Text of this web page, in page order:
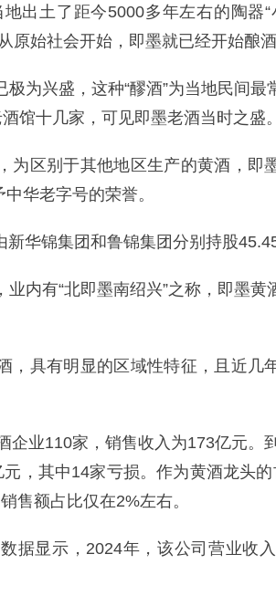
出土了距今5000多年左右的陶器
原始社会开始，即墨就已经开始酿酒
为兴盛，这种“醪酒”为当地民间
馆十几家，可见即墨老酒当时之盛。
为区别于其他地区生产的黄酒，即
华老字号的荣誉。
华锦集团和鲁锦集团分别持股
内有“北即墨南绍兴”之称，即墨黄
，具有明显的区域性特征，且近几
企业110家，销售收入为173亿元。
，其中14家亏损。作为黄酒龙头
售额占比仅在2%左右。
据显示，2024年，该公司营业收